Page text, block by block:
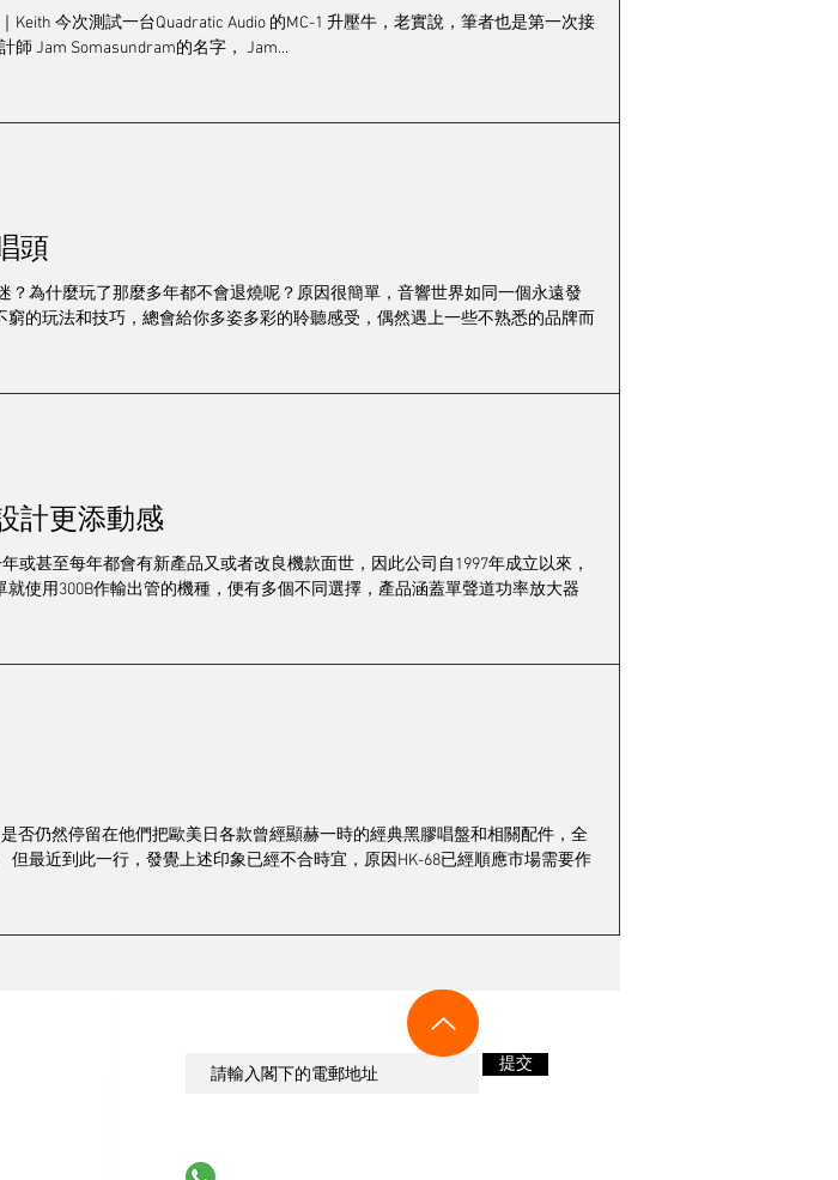
Keith 今次測試一台Quadratic Audio 的MC-1 升壓牛，老實說，筆者也是第一次接
師 Jam Somasundram的名字， Jam...
圈唱頭
為什麼玩了那麼多年都不會退燒呢？原因很簡單，音響世界如同一個永遠發
的玩法和技巧，總會給你多姿多彩的聆聽感受，偶然遇上一些不熟悉的品牌而
計更添動感
或甚至每年都會有新產品又或者改良機款面世，因此公司自1997年成立以來，
使用300B作輸出管的機種，便有多個不同選擇，產品涵蓋單聲道功率放大器
否仍然停留在他們把歐美日各款曾經顯赫一時的經典黑膠唱盤和相關配件，全
最近到此一行，發覺上述印象已經不合時宜，原因HK-68已經順應市場需要作
訂閱以獲取最新音響及優惠資訊！
提交